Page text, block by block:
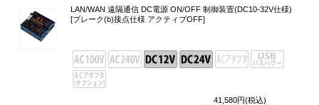
LAN/WAN 遠隔通信 DC電源 ON/OFF 制御装置(DC10-32V仕様)
[ブレーク(b)接点仕様 アクティブOFF]
41,580円(税込)